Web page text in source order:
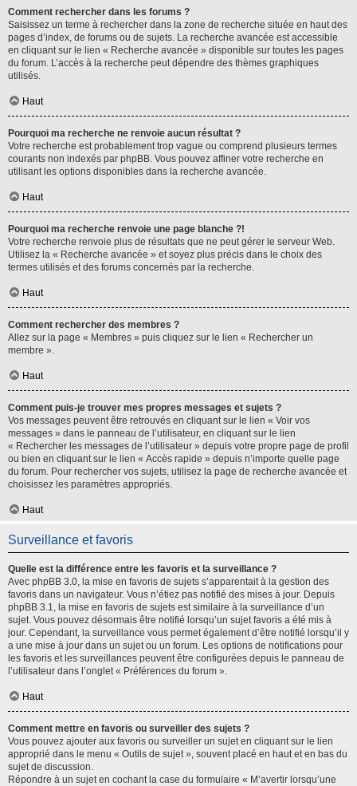
Comment rechercher dans les forums ?
Saisissez un terme à rechercher dans la zone de recherche située en haut des
pages d’index, de forums ou de sujets. La recherche avancée est accessible
en cliquant sur le lien « Recherche avancée » disponible sur toutes les pages
du forum. L’accès à la recherche peut dépendre des thèmes graphiques
utilisés.
Haut
Pourquoi ma recherche ne renvoie aucun résultat ?
Votre recherche est probablement trop vague ou comprend plusieurs termes
courants non indexés par phpBB. Vous pouvez affiner votre recherche en
utilisant les options disponibles dans la recherche avancée.
Haut
Pourquoi ma recherche renvoie une page blanche ?!
Votre recherche renvoie plus de résultats que ne peut gérer le serveur Web.
Utilisez la « Recherche avancée » et soyez plus précis dans le choix des
termes utilisés et des forums concernés par la recherche.
Haut
Comment rechercher des membres ?
Allez sur la page « Membres » puis cliquez sur le lien « Rechercher un
membre ».
Haut
Comment puis-je trouver mes propres messages et sujets ?
Vos messages peuvent être retrouvés en cliquant sur le lien « Voir vos
messages » dans le panneau de l’utilisateur, en cliquant sur le lien
« Rechercher les messages de l’utilisateur » depuis votre propre page de profil
ou bien en cliquant sur le lien « Accès rapide » depuis n’importe quelle page
du forum. Pour rechercher vos sujets, utilisez la page de recherche avancée et
choisissez les paramètres appropriés.
Haut
Surveillance et favoris
Quelle est la différence entre les favoris et la surveillance ?
Avec phpBB 3.0, la mise en favoris de sujets s’apparentait à la gestion des
favoris dans un navigateur. Vous n’étiez pas notifié des mises à jour. Depuis
phpBB 3.1, la mise en favoris de sujets est similaire à la surveillance d’un
sujet. Vous pouvez désormais être notifié lorsqu’un sujet favoris a été mis à
jour. Cependant, la surveillance vous permet également d’être notifié lorsqu’il y
a une mise à jour dans un sujet ou un forum. Les options de notifications pour
les favoris et les surveillances peuvent être configurées depuis le panneau de
l’utilisateur dans l’onglet « Préférences du forum ».
Haut
Comment mettre en favoris ou surveiller des sujets ?
Vous pouvez ajouter aux favoris ou surveiller un sujet en cliquant sur le lien
approprié dans le menu « Outils de sujet », souvent placé en haut et en bas du
sujet de discussion.
Répondre à un sujet en cochant la case du formulaire « M’avertir lorsqu’une